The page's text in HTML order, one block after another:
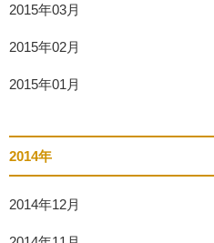
2015年03月
2015年02月
2015年01月
2014年
2014年12月